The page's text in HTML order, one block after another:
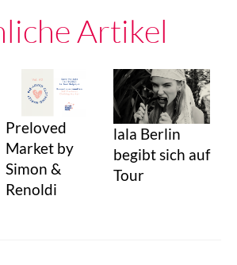
Artikel
Preloved
Market by
Simon &
Renoldi
lala Berlin
begibt sich auf
Tour